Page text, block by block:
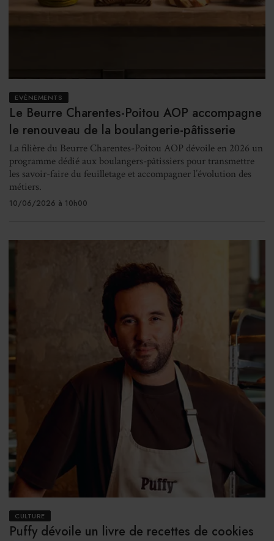
EVÈNEMENTS
Le Beurre Charentes-Poitou AOP accompagne
le renouveau de la boulangerie-pâtisserie
La filière du Beurre Charentes-Poitou AOP dévoile en 2026 un
programme dédié aux boulangers-pâtissiers pour transmettre
les savoir-faire du feuilletage et accompagner l’évolution des
métiers.
10/06/2026 à 10h00
CULTURE
Puffy dévoile un livre de recettes de cookies